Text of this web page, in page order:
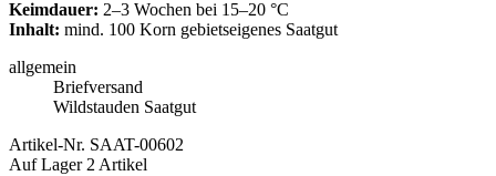
Keimdauer: 2–3 Wochen bei 15–20 °C
Inhalt: mind. 100 Korn gebietseigenes Saatgut
allgemein
Briefversand
Wildstauden Saatgut
Artikel-Nr. SAAT-00602
Auf Lager 2 Artikel